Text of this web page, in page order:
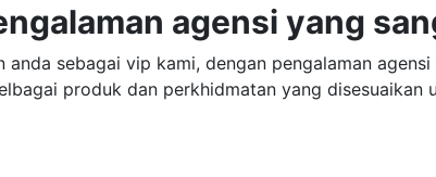
agensi yang
anda sebagai vip kami, dengan pengalaman
produk dan perkhidmatan yang disesuaikan